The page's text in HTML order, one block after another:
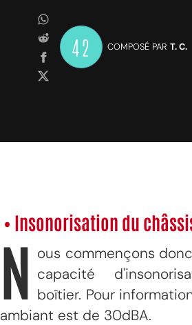
42 COMPOSÉ PAR T. C.
• Insonorisation du
N ous commençons
capacité
boîtier. Pour
ambiant est de 30dBA.